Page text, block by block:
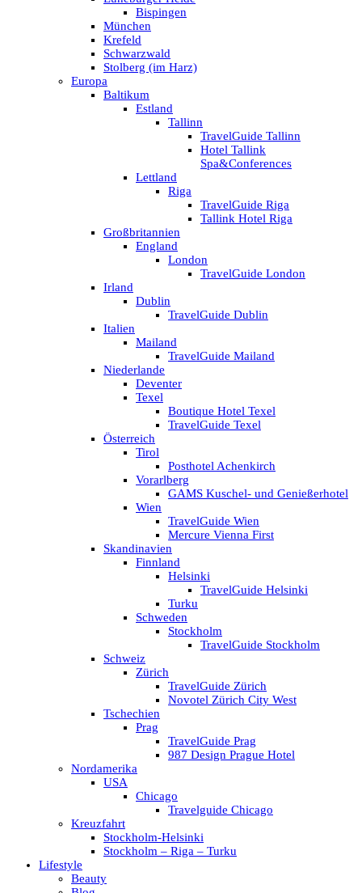
Bispingen
München
Krefeld
Schwarzwald
Stolberg (im Harz)
Europa
Baltikum
Estland
Tallinn
TravelGuide Tallinn
Hotel Tallink
Spa&Conferences
Lettland
Riga
TravelGuide Riga
Tallink Hotel Riga
Großbritannien
England
London
TravelGuide London
Irland
Dublin
TravelGuide Dublin
Italien
Mailand
TravelGuide Mailand
Niederlande
Deventer
Texel
Boutique Hotel Texel
TravelGuide Texel
Österreich
Tirol
Posthotel Achenkirch
Vorarlberg
GAMS Kuschel- und Genießerhotel
Wien
TravelGuide Wien
Mercure Vienna First
Skandinavien
Finnland
Helsinki
TravelGuide Helsinki
Turku
Schweden
Stockholm
TravelGuide Stockholm
Schweiz
Zürich
TravelGuide Zürich
Novotel Zürich City West
Tschechien
Prag
TravelGuide Prag
987 Design Prague Hotel
Nordamerika
USA
Chicago
Travelguide Chicago
Kreuzfahrt
Stockholm-Helsinki
Stockholm – Riga – Turku
Lifestyle
Beauty